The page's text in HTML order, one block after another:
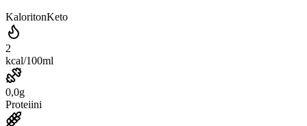
KaloritonKeto
2
kcal/100ml
0,0g
Proteiini